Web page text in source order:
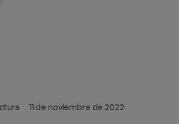
11 de noviembre de 2022